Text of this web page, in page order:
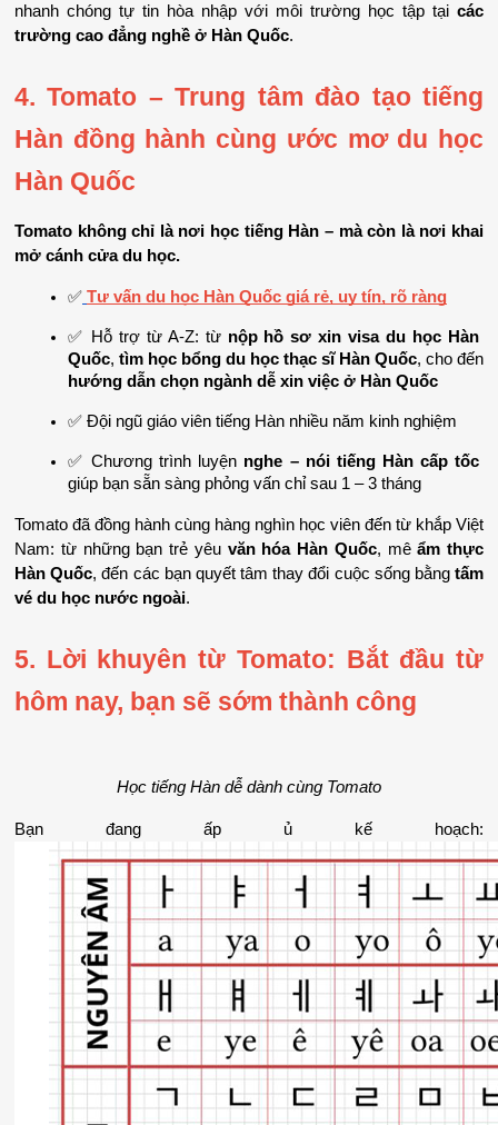
nhanh chóng tự tin hòa nhập với môi trường học tập tại các
trường cao đẳng nghề ở Hàn Quốc.
4. Tomato – Trung tâm đào tạo tiếng
Hàn đồng hành cùng ước mơ du học
Hàn Quốc
Tomato không chỉ là nơi học tiếng Hàn – mà còn là nơi khai
mở cánh cửa du học.
✅ Tư vấn du học Hàn Quốc giá rẻ, uy tín, rõ ràng
✅ Hỗ trợ từ A-Z: từ nộp hồ sơ xin visa du học Hàn
Quốc, tìm học bổng du học thạc sĩ Hàn Quốc
hướng dẫn chọn ngành dễ xin việc ở Hàn Quốc
✅ Đội ngũ giáo viên tiếng Hàn nhiều năm kinh nghiệm
✅ Chương trình luyện nghe – nói tiếng Hàn cấp tốc
giúp bạn sẵn sàng phỏng vấn chỉ sau 1 – 3 tháng
Tomato đã đồng hành cùng hàng nghìn học viên đến từ khắp Việt
Nam: từ những bạn trẻ yêu văn hóa Hàn Quốc, mê ẩm thực
Hàn Quốc, đến các bạn quyết tâm thay đổi cuộc sống bằng tấm
vé du học nước ngoài.
5. Lời khuyên từ Tomato: Bắt đầu từ
hôm nay, bạn sẽ sớm thành công
Học tiếng Hàn dễ dành cùng Tomato
Bạn đang ấp ủ kế hoạch: